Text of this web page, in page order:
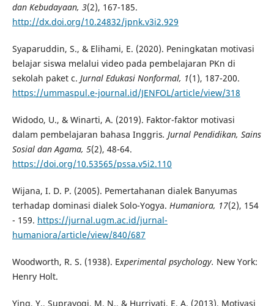
dan Kebudayaan, 3(2), 167-185.
http://dx.doi.org/10.24832/jpnk.v3i2.929
Syaparuddin, S., & Elihami, E. (2020). Peningkatan motivasi
belajar siswa melalui video pada pembelajaran PKn di
sekolah paket c. Jurnal Edukasi Nonformal, 1(1), 187-200.
https://ummaspul.e-journal.id/JENFOL/article/view/318
Widodo, U., & Winarti, A. (2019). Faktor-faktor motivasi
dalam pembelajaran bahasa Inggris. Jurnal Pendidikan, Sains
Sosial dan Agama, 5(2), 48-64.
https://doi.org/10.53565/pssa.v5i2.110
Wijana, I. D. P. (2005). Pemertahanan dialek Banyumas
terhadap dominasi dialek Solo-Yogya. Humaniora, 17(2), 154
- 159. https://jurnal.ugm.ac.id/jurnal-
humaniora/article/view/840/687
Woodworth, R. S. (1938). Experimental psychology. New York:
Henry Holt.
Ying, Y., Suprayogi, M. N., & Hurriyati, E. A. (2013). Motivasi